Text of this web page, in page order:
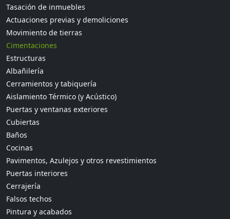
Tasación de inmuebles
Actuaciones previas y demoliciones
Movimiento de tierras
Cimentaciones
Estructuras
Albañilería
Cerramientos y tabiquería
Aislamiento Térmico (y Acústico)
Puertas y ventanas exteriores
Cubiertas
Baños
Cocinas
Pavimentos, Azulejos y otros revestimientos
Puertas interiores
Cerrajería
Falsos techos
Pintura y acabados